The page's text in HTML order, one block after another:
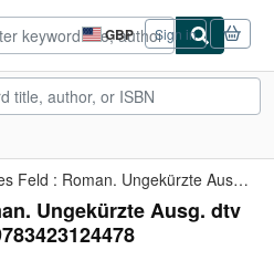
GBP
Site
shopping
preferences
Sign in
Ein weites Feld : Roman. Ungekürzte Ausg. dtv 12447 ; 3423124474...
Ungekürzte Ausg. dtv